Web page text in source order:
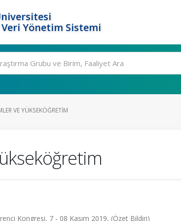
Yönetim Sistemi
VE YÜKSEKÖĞRETIM
Kongresi, 7 - 08 Kasım 2019, (Özet Bildiri)